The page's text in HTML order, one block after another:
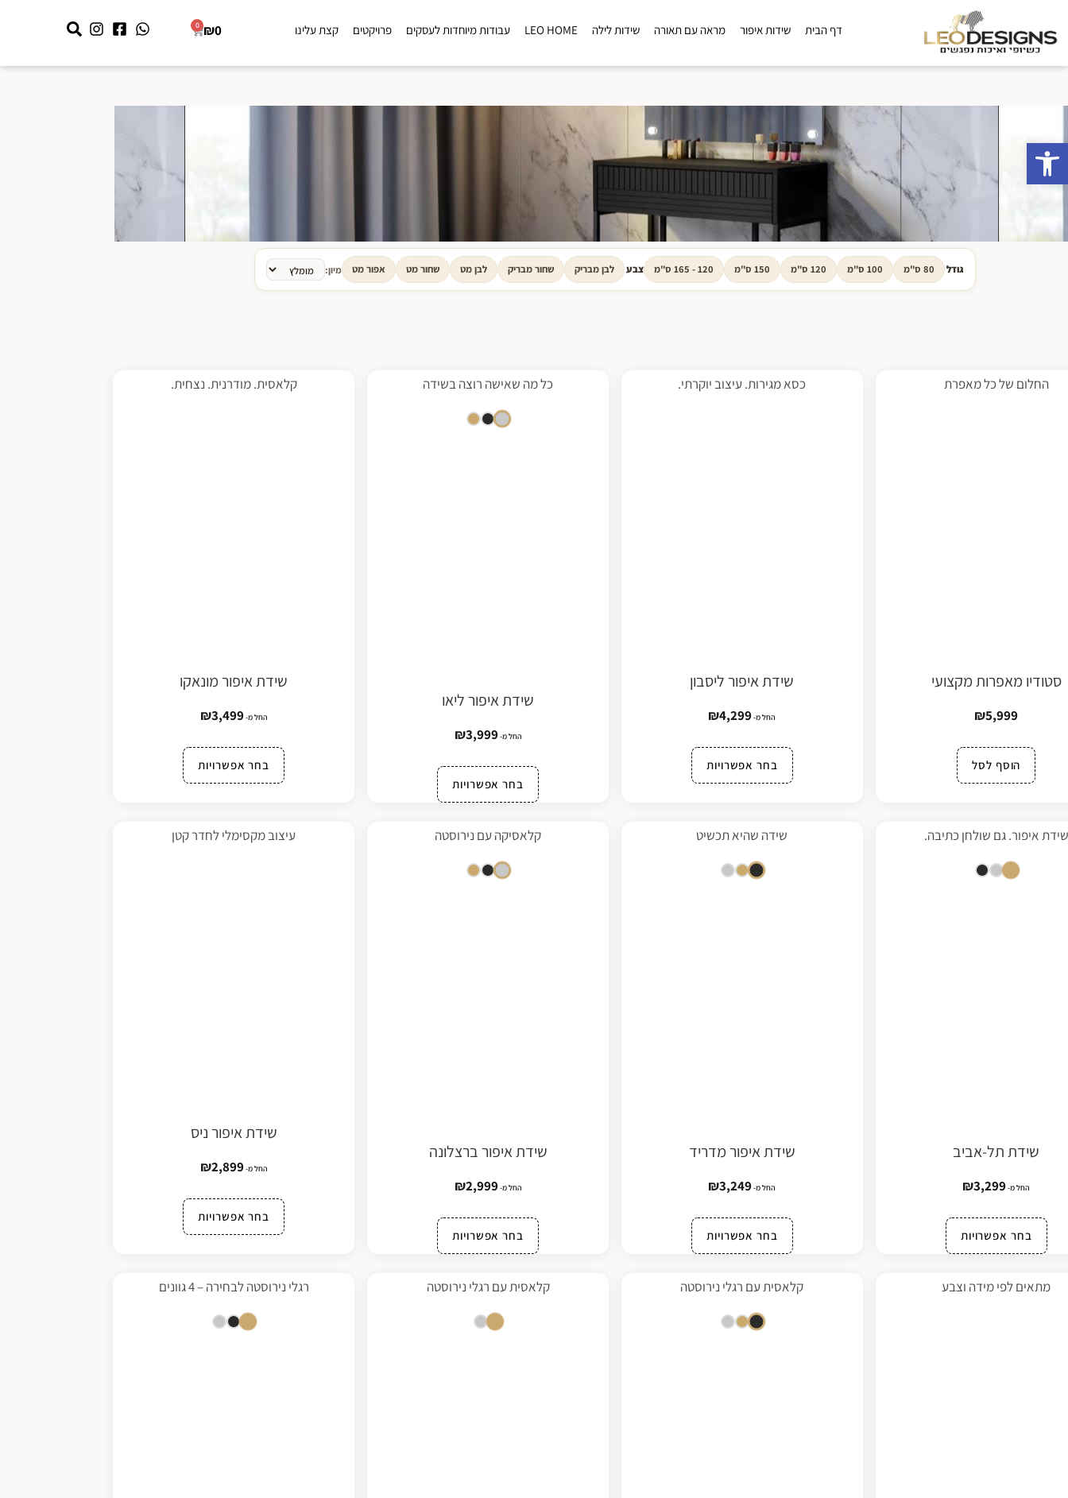
דף הבית שידות איפור מראה עם תאורה שידות לילה LEO HOME עבודות מיוחדות לעסקים פרויקטים קצת עלינו ₪0
0
גודל 80 ס"מ 100 ס"מ 120 ס"מ 150 ס"מ 120 - 165 ס"מ צבע לבן מבריק שחור מבריק לבן מט שחור מט אפור מט מיון:
החלום של כל מאפרת
סטודיו מאפרות מקצועי
₪5,999
הוסף לסל
כסא מגירות. עיצוב יוקרתי.
שידת איפור ליסבון
החל מ- ₪4,299
בחר אפשרויות
כל מה שאישה רוצה בשידה
שידת איפור ליאו
החל מ- ₪3,999
בחר אפשרויות
קלאסית. מודרנית. נצחית.
שידת איפור מונאקו
החל מ- ₪3,499
בחר אפשרויות
שידת איפור. גם שולחן כתיבה.
שידת תל-אביב
החל מ- ₪3,299
בחר אפשרויות
שידה שהיא תכשיט
שידת איפור מדריד
החל מ- ₪3,249
בחר אפשרויות
קלאסיקה עם נירוסטה
שידת איפור ברצלונה
החל מ- ₪2,999
בחר אפשרויות
עיצוב מקסימלי לחדר קטן
שידת איפור ניס
החל מ- ₪2,899
בחר אפשרויות
מתאים לפי מידה וצבע קלאסית עם רגלי נירוסטה קלאסית עם רגלי נירוסטה רגלי נירוסטה לבחירה – 4 גוונים
פתח סרגל נגישות